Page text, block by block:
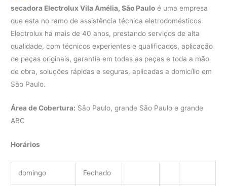
secadora Electrolux Vila Amélia, São Paulo é uma empresa
que esta no ramo de assistência técnica eletrodomésticos
Electrolux há mais de 40 anos, prestando serviços de alta
qualidade, com técnicos experientes e qualificados, aplicação
de peças originais, garantia em todas as peças e toda a mão
de obra, soluções rápidas e seguras, aplicadas a domicílio em
São Paulo.
Área de Cobertura: São Paulo, grande São Paulo e grande
ABC
Horários
domingo Fechado